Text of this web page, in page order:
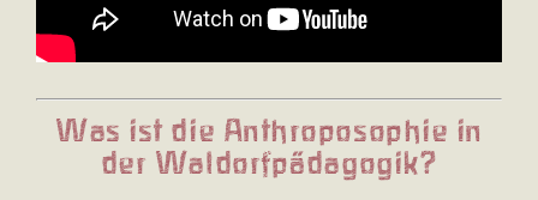
Was ist die Anthroposophie in
der Waldorfpädagogik?